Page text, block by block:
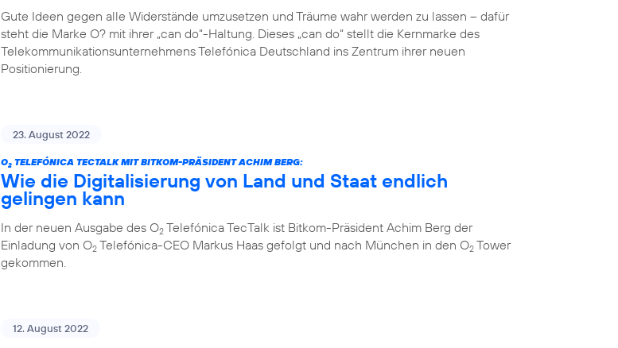
Gute Ideen gegen alle Widerstände umzusetzen und Träume wahr werden zu lassen – dafür
steht die Marke O? mit ihrer „can do“-Haltung. Dieses „can do“ stellt die Kernmarke des
Telekommunikationsunternehmens Telefónica Deutschland ins Zentrum ihrer neuen
Positionierung.
23. August 2022
O2 TELEFÓNICA TECTALK MIT BITKOM-PRÄSIDENT ACHIM BERG:
Wie die Digitalisierung von Land und Staat endlich
gelingen kann
In der neuen Ausgabe des O2 Telefónica TecTalk ist Bitkom-Präsident Achim Berg der
Einladung von O2 Telefónica-CEO Markus Haas gefolgt und nach München in den O2 Tower
gekommen.
12. August 2022